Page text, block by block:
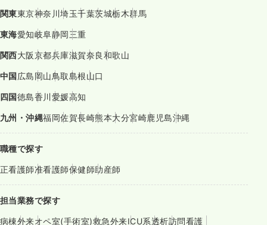
関東東京神奈川埼玉千葉茨城栃木群馬
東海愛知岐阜静岡三重
関西大阪京都兵庫滋賀奈良和歌山
中国広島岡山鳥取島根山口
四国徳島香川愛媛高知
九州・沖縄福岡佐賀長崎熊本大分宮崎鹿児島沖縄
職種で探す
正看護師准看護師保健師助産師
担当業務で探す
病棟外来オペ室(手術室)救急外来ICU系透析訪問看護